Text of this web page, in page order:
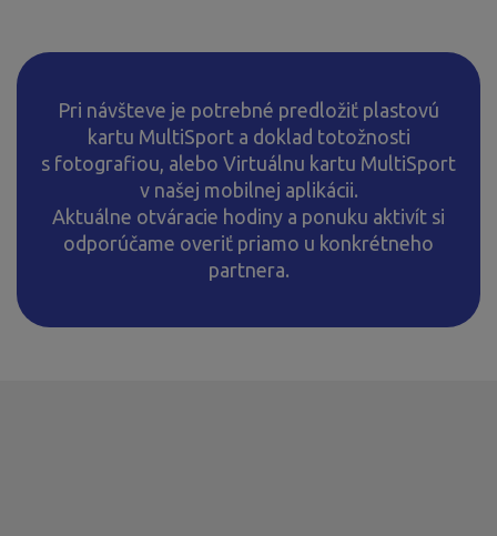
Pri návšteve je potrebné predložiť plastovú
kartu MultiSport a doklad totožnosti
s fotografiou, alebo Virtuálnu kartu MultiSport
v našej mobilnej aplikácii.
Aktuálne otváracie hodiny a ponuku aktivít si
odporúčame overiť priamo u konkrétneho
partnera.